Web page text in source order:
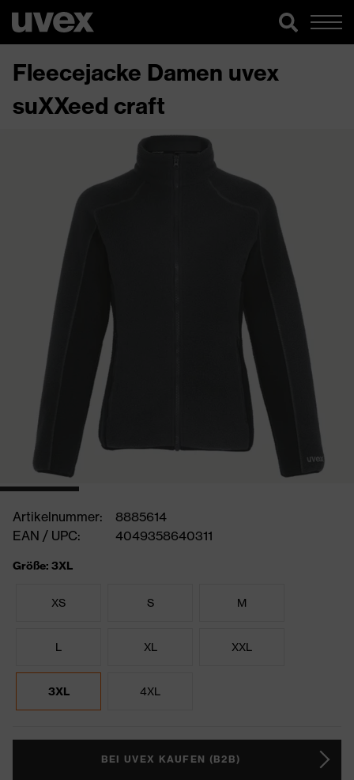
Fleecejacke Damen uvex
suXXeed craft
Artikelnummer:
8885614
EAN / UPC:
4049358640311
Größe: 3XL
XS S M
L XL XXL
3XL 4XL
BEI UVEX KAUFEN (B2B)